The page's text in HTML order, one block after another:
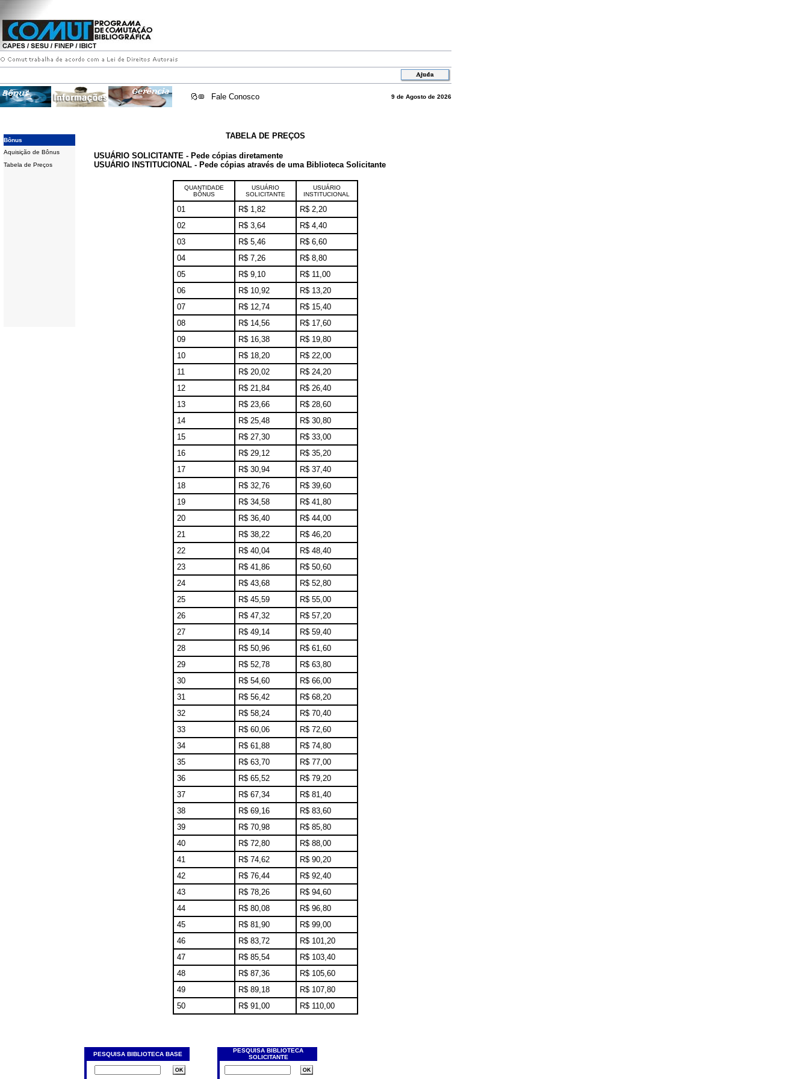
Fale Conosco 9 de Agosto de 2026
Bônus
Aquisição de Bônus
Tabela de Preços
TABELA DE PREÇOS
USUÁRIO SOLICITANTE - Pede cópias diretamente
USUÁRIO INSTITUCIONAL - Pede cópias através de uma Biblioteca Solicitante
QUANTIDADE
BÔNUS
USUÁRIO
SOLICITANTE
USUÁRIO
INSTITUCIONAL
01 R$ 1,82
R$ 2,20
02
R$ 3,64
R$ 4,40
03
R$ 5,46
R$ 6,60
04
R$ 7,26
R$ 8,80
05
R$ 9,10
R$ 11,00
06
R$ 10,92
R$ 13,20
07
R$ 12,74
R$ 15,40
08
R$ 14,56
R$ 17,60
09
R$ 16,38
R$ 19,80
10
R$ 18,20
R$ 22,00
11
R$ 20,02
R$ 24,20
12
R$ 21,84
R$ 26,40
13
R$ 23,66
R$ 28,60
14
R$ 25,48
R$ 30,80
15
R$ 27,30
R$ 33,00
16
R$ 29,12
R$ 35,20
17
R$ 30,94
R$ 37,40
18
R$ 32,76
R$ 39,60
19
R$ 34,58
R$ 41,80
20
R$ 36,40
R$ 44,00
21
R$ 38,22
R$ 46,20
22
R$ 40,04
R$ 48,40
23
R$ 41,86
R$ 50,60
24
R$ 43,68
R$ 52,80
25
R$ 45,59
R$ 55,00
26
R$ 47,32
R$ 57,20
27
R$ 49,14
R$ 59,40
28
R$ 50,96
R$ 61,60
29
R$ 52,78
R$ 63,80
30
R$ 54,60
R$ 66,00
31
R$ 56,42
R$ 68,20
32
R$ 58,24
R$ 70,40
33
R$ 60,06
R$ 72,60
34
R$ 61,88
R$ 74,80
35
R$ 63,70
R$ 77,00
36
R$ 65,52
R$ 79,20
37
R$ 67,34
R$ 81,40
38
R$ 69,16
R$ 83,60
39
R$ 70,98
R$ 85,80
40
R$ 72,80
R$ 88,00
41
R$ 74,62
R$ 90,20
42
R$ 76,44
R$ 92,40
43
R$ 78,26
R$ 94,60
44
R$ 80,08
R$ 96,80
45
R$ 81,90
R$ 99,00
46
R$ 83,72
R$ 101,20
47
R$ 85,54
R$ 103,40
48
R$ 87,36
R$ 105,60
49
R$ 89,18
R$ 107,80
50
R$ 91,00 R$ 110,00
PESQUISA BIBLIOTECA BASE
PESQUISA BIBLIOTECA
SOLICITANTE